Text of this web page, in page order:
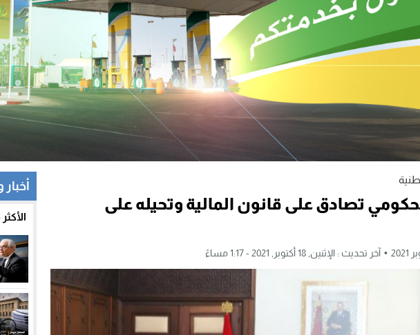
تصادق على قانون المالية وتحيله على
آخر تحديث : الإثنين, 18 أكتوبر, 2021 - 1:17 مساءً